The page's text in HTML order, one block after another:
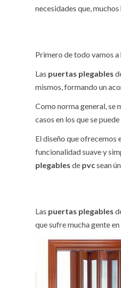
necesidades que,
Primero de todo vamos
Las puertas plegables
mismos, formando un
Como norma general, se
casos en los que se
El diseño que ofrecemos
funcionalidad suave y
plegables de pvcsean
Las puertas plegables
que sufre mucha gente en